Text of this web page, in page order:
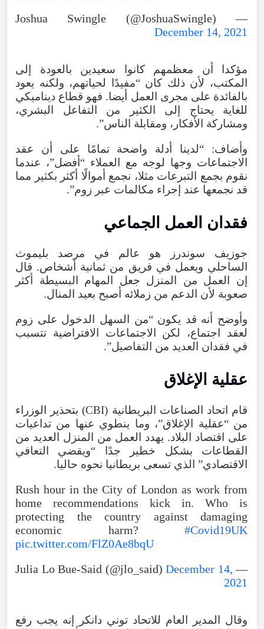
— Joshua Swingle (@JoshuaSwingle)
December 14, 2021
مؤكدا أن معظمهم كانوا سعيدين بالعودة إلى
المكتب، لأن ذلك كان “مفيدًا لحياتهم، ولكنه يعود
بالفائدة على مجرى العمل أيضا. فهو قطاع ديناميكي
للغاية يحتاج إلى الكثير من التفاعل البشري،
ومشاركة الأفكار، ومقابلة الناس”.
وأضاف: “لدينا أدلة واضحة تمامًا على أن عقد
الاجتماعات وجها لوجه مع العملاء “أفضل”، عندما
نقوم بجمع التبرعات مثلا، نجمع أموالًا أكثر بكثير مما
قد نجمعها عند إجراء مكالمات عبر زوم”.
فقدان العمل الجماعي
جوزيف سوندرز هو عالم في مرصد بليموث
الساحلي ويعمل في فريق من ثمانية أشخاص. قال
إن العمل من المنزل جعل المهام البسيطة أكثر
صعوبة لأن الدعم من زملائه أصبح بعيد المنال.
وأوضح أنه قد يكون “من السهل الدخول على زوم
لعقد اجتماع، لكن الاجتماعات الافتراضية تتسبب
في فقدان العديد من التفاصيل”.
عقلية الإغلاق
قام اتحاد الصناعات البريطانية (CBI) بتحذير الوزراء
من “عقلية الإغلاق”، وما ينطوي عنها من تداعيات
على اقتصاد البلاد. يهدد العمل من المنزل العديد من
القطاعات بشكل خطير جدًا “ويقضي التعافي
الاقتصادي” الذي تسعى بريطانيا نحوه حاليا.
Rush hour in the City of London as work from
home recommendations kick in. Who is
protecting the country against damaging
economic harm? #Covid19UK
pic.twitter.com/FlZ0Ae8bqU
— Julia Lo Bue-Said (@jlo_said)
December 14,
2021
وقال المدير العام للاتحاد توني دانكر إنه يجب رفع